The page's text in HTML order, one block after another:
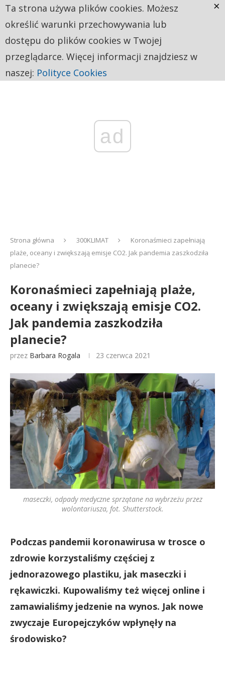
ad
Strona główna 300KLIMAT
Koronaśmieci zapełniają
plaże, oceany i zwiększają emisje CO2. Jak pandemia zaszkodziła
planecie?
Koronaśmieci zapełniają plaże,
oceany i zwiększają emisje CO2.
Jak pandemia zaszkodziła
planecie?
przez Barbara Rogala 23 czerwca 2021
maseczki, odpady medyczne sprzątane na wybrzeżu przez
wolontariusza, fot. Shutterstock.
Podczas pandemii koronawirusa w trosce o
zdrowie korzystaliśmy częściej z
jednorazowego plastiku, jak maseczki i
rękawiczki. Kupowaliśmy też więcej online i
zamawialiśmy jedzenie na wynos. Jak nowe
zwyczaje Europejczyków wpłynęły na
środowisko?
Ta strona używa plików cookies. Możesz
określić warunki przechowywania lub
dostępu do plików cookies w Twojej
przeglądarce. Więcej informacji znajdziesz w
naszej: Polityce Cookies
×